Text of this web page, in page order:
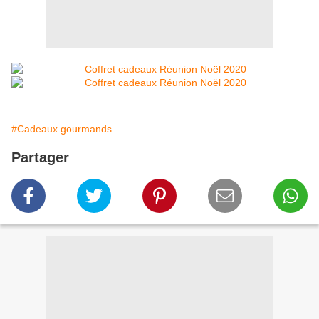
#Cadeaux gourmands
Partager